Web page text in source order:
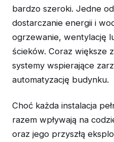
bardzo szeroki. Jedne
dostarczanie energii i
ogrzewanie, wentylację
ścieków. Coraz większe
systemy wspierające
automatyzację budynku.
Choć każda instalacja
razem wpływają na
oraz jego przyszłą